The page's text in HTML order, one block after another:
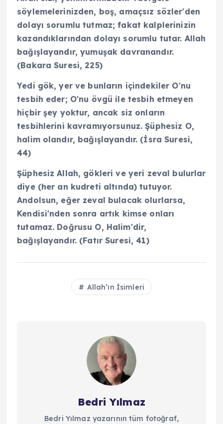
söylemelerinizden, boş, amaçsız sözler'den
dolayı sorumlu tutmaz; fakat kalplerinizin
kazandıklarından dolayı sorumlu tutar. Allah
bağışlayandır, yumuşak davranandır.
(Bakara Suresi, 225)
Yedi gök, yer ve bunların içindekiler O'nu
tesbih eder; O'nu övgü ile tesbih etmeyen
hiçbir şey yoktur, ancak siz onların
tesbihlerini kavramıyorsunuz. Şüphesiz O,
halim olandır, bağışlayandır. (İsra Suresi,
44)
Şüphesiz Allah, gökleri ve yeri zeval bulurlar
diye (her an kudreti altında) tutuyor.
Andolsun, eğer zeval bulacak olurlarsa,
Kendisi'nden sonra artık kimse onları
tutamaz. Doğrusu O, Halim'dir,
bağışlayandır. (Fatır Suresi, 41)
Allah’ın İsimleri
Bedri Yılmaz
Bedri Yılmaz yazarının tüm fotoğraf,